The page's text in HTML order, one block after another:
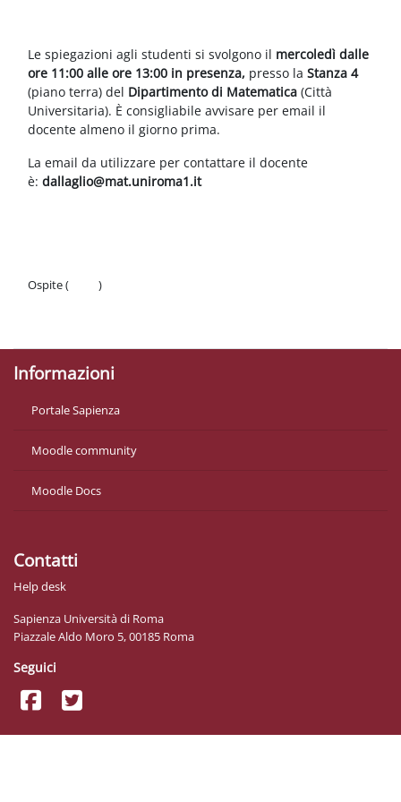
Le spiegazioni agli studenti si svolgono il mercoledì dalle
ore 11:00 alle ore 13:00 in presenza, presso la Stanza 4
(piano terra) del Dipartimento di Matematica (Città
Universitaria). È consigliabile avvisare per email il
docente almeno il giorno prima.
La email da utilizzare per contattare il docente
è: dallaglio@mat.uniroma1.it
Ospite (
)
Informazioni
Portale Sapienza
Moodle community
Moodle Docs
Contatti
Help desk
Sapienza Università di Roma
Piazzale Aldo Moro 5, 00185 Roma
Seguici